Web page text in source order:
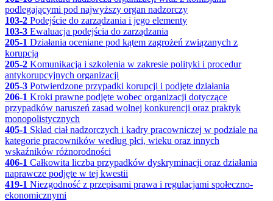
podlegającymi pod najwyższy organ nadzorczy
103-2 Podejście do zarządzania i jego elementy
103-3 Ewaluacja podejścia do zarządzania
205-1 Działania oceniane pod kątem zagrożeń związanych z
korupcją
205-2 Komunikacja i szkolenia w zakresie polityki i procedur
antykorupcyjnych organizacji
205-3 Potwierdzone przypadki korupcji i podjęte działania
206-1 Kroki prawne podjęte wobec organizacji dotyczące
przypadków naruszeń zasad wolnej konkurencji oraz praktyk
monopolistycznych
405-1 Skład ciał nadzorczych i kadry pracowniczej w podziale na
kategorie pracowników według płci, wieku oraz innych
wskaźników różnorodności
406-1 Całkowita liczba przypadków dyskryminacji oraz działania
naprawcze podjęte w tej kwestii
419-1 Niezgodność z przepisami prawa i regulacjami społeczno-
ekonomicznymi